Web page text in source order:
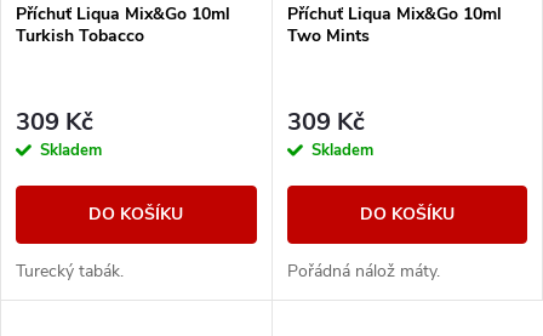
Příchuť Liqua Mix&Go 10ml
Turkish Tobacco
309 Kč
Skladem
DO KOŠÍKU
Turecký tabák.
Příchuť Liqua Mix&Go 10ml
Two Mints
309 Kč
Skladem
DO KOŠÍKU
Pořádná nálož máty.